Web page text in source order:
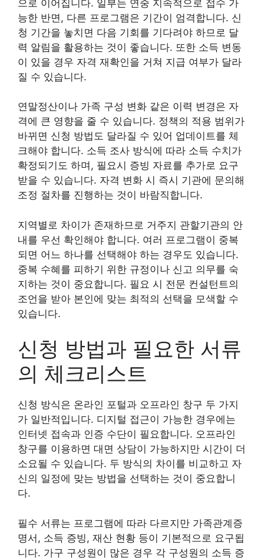
으로 이어집니다. 일부는 연중 지속적으로 접수 가
능한 반면, 다른 프로그램은 기간이 엄격합니다. 신
청 기간을 놓치면 다음 기회를 기다려야 하므로 달
력 알림을 활용하는 것이 좋습니다. 또한 소득 변동
이 있을 경우 자격 재확인을 거쳐 지급 여부가 달라
질 수 있습니다.
연말정산이나 가족 구성 변화 같은 이력 변경은 자
격에 큰 영향을 줄 수 있습니다. 정책의 적용 범위가
바뀌면 신청 방법도 달라질 수 있어 업데이트를 체
크해야 합니다. 소득 조사 방식에 따라 소득 수치가
확정되기도 하며, 필요시 증빙 자료를 추가로 요구
받을 수 있습니다. 자격 변화 시 즉시 기관에 문의해
조정 절차를 진행하는 것이 바람직합니다.
지역별로 차이가 존재하므로 거주지 관할기관의 안
내를 우선 확인해야 합니다. 여러 프로그램이 중복
되면 어느 하나를 선택해야 하는 경우도 있습니다.
중복 수혜를 피하기 위한 규정이나 신고 의무를 숙
지하는 것이 중요합니다. 필요 시 전문 컨설턴트의
조언을 받아 본인에 맞는 최적의 선택을 모색할 수
있습니다.
신청 방법과 필요한 서류
의 체크리스트
신청 방식은 온라인 포털과 오프라인 창구 두 가지
가 일반적입니다. 디지털 접근이 가능한 경우에는
인터넷 접속과 인증 수단이 필요합니다. 오프라인
창구를 이용하면 대면 상담이 가능하지만 시간이 더
소요될 수 있습니다. 두 방식의 차이를 비교하고 자
신의 일정에 맞는 방법을 선택하는 것이 중요합니
다.
필수 서류는 프로그램에 따라 다르지만 가족관계증
명서, 소득 증빙, 재산 현황 등이 기본적으로 요구됩
니다. 가구 구성원이 많은 경우 각 구성원의 소득 증